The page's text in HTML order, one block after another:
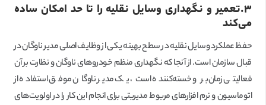
۳.تعمیر و نگهداری وسایل نقلیه را تا حد امکان ساده
می‌کند
حفظ عملکرد وسایل نقلیه در سطح بهینه یکی از وظایف اصلی مدیر ناوگان در
قبال سازمان است. از آنجا که نگهداری منظم خودروهای ناوگان و نظارت بر آن
فعالیتی زمان‌بر و خسته‌کننده است، یک مدیر ناوگان موفق استفاده از
اتوماسیون و نرم افزارهای مربوط مدیریتی برای انجام این کار را در اولویت‌های